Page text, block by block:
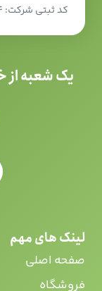
لینک های مهم
صفحه اصلی
فروشگاه
کد ثبتی شرکت: ۴۰۷۶۴
یک شعبه